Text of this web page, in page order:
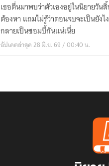
ชีวิต
อีก
ครั้ง
กับ
เธอตื่นมาพบว่าตัวเองอยู่ในนิยายวั
ต้องหา แถมไม่รู้ว่าตอนจบจะเป็นยั
กลายเป็นซอมบี้กันแน่เนี่ย
อัปเดตล่าสุด 28 มิ.ย. 69 / 00:40 น.